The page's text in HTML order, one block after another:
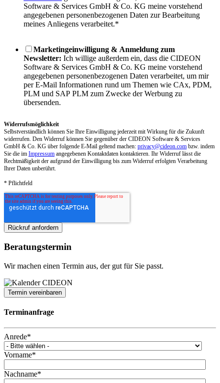
Software & Services GmbH & Co. KG meine vorstehend
angegebenen personenbezogenen Daten zur Bearbeitung
meines Anliegens verarbeitet.*
Marketingeinwilligung & Anmeldung zum
Newsletter: Ich willige außerdem ein, dass die CIDEON
Software & Services GmbH & Co. KG meine vorstehend
angegebenen personenbezogenen Daten verarbeitet, um mir
per E-Mail Informationen rund um Themen wie CAx, PDM,
PLM und SAP PLM zum Zwecke der Werbung zu
übersenden.
Widerrufsmöglichkeit
Selbstverständlich können Sie Ihre Einwilligung jederzeit mit Wirkung für die Zukunft
widerrufen. Den Widerruf können Sie gegenüber der CIDEON Software & Services
GmbH & Co. KG über folgende E-Mail geltend machen: privacy@cideon.com bzw. indem
Sie die im Impressum angegebenen Kontaktdaten kontaktieren. Ihr Widerruf lässt die
Rechtmäßigkeit der aufgrund der Einwilligung bis zum Widerruf erfolgten Verarbeitung
Ihrer Daten unberührt.
* Pflichtfeld
Beratungstermin
Wir machen einen Termin aus, der gut für Sie passt.
Termin vereinbaren
Terminanfrage
Anrede*
Vorname*
Nachname*